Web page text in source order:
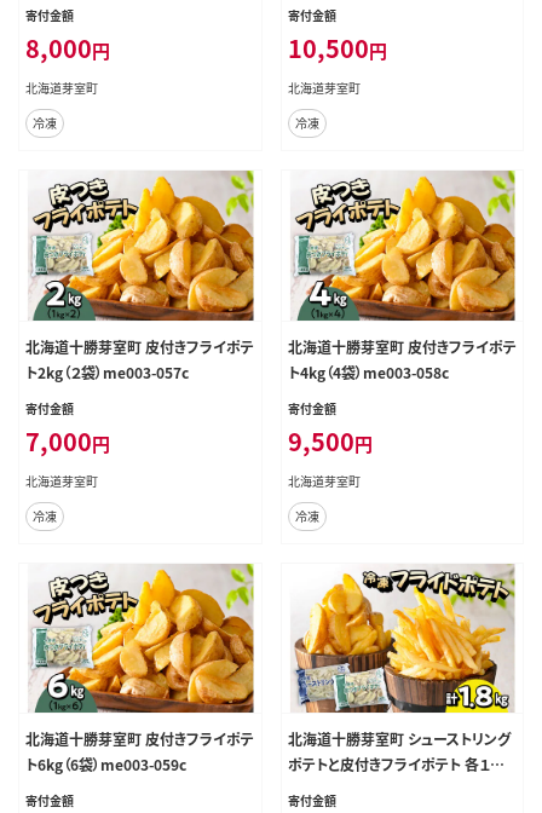
寄付金額
8,000円
北海道芽室町
冷凍
寄付金額
10,500円
北海道芽室町
冷凍
北海道十勝芽室町 皮付きフライポテ
ト2kg（２袋）me003-057c
寄付金額
7,000円
北海道芽室町
冷凍
北海道十勝芽室町 皮付きフライポテ
ト4kg（4袋）me003-058c
寄付金額
9,500円
北海道芽室町
冷凍
北海道十勝芽室町 皮付きフライポテ
ト6kg（6袋）me003-059c
寄付金額
北海道十勝芽室町 シューストリング
ポテトと皮付きフライポテト 各１袋
セット me003-060c
寄付金額